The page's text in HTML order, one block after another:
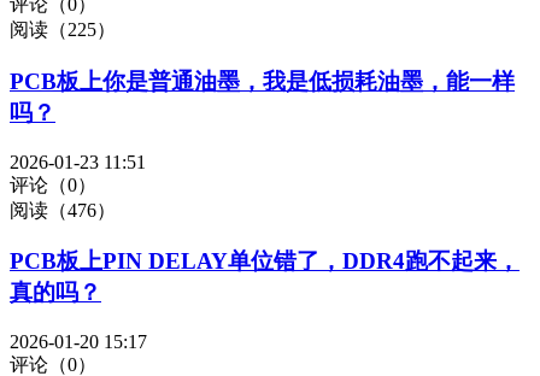
评论（0）
阅读（225）
PCB板上你是普通油墨，我是低损耗油墨，能一样
吗？
2026-01-23 11:51
评论（0）
阅读（476）
PCB板上PIN DELAY单位错了，DDR4跑不起来，
真的吗？
2026-01-20 15:17
评论（0）